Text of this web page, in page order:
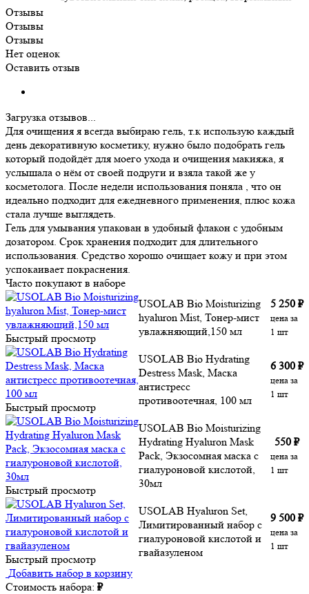
Отзывы
Отзывы
Отзывы
Нет оценок
Оставить отзыв
Загрузка отзывов...
Для очищения я всегда выбираю гель, т.к использую каждый
день декоративную косметику, нужно было подобрать гель
который подойдёт для моего ухода и очищения макияжа, я
услышала о нём от своей подруги и взяла такой же у
косметолога. После недели использования поняла , что он
идеально подходит для ежедневного применения, плюс кожа
стала лучше выглядеть.
Гель для умывания упакован в удобный флакон с удобным
дозатором. Срок хранения подходит для длительного
использования. Средство хорошо очищает кожу и при этом
успокаивает покраснения.
Часто покупают в наборе
Быстрый просмотр
USOLAB Bio Moisturizing
hyaluron Mist, Тонер-мист
увлажняющий,150 мл
5 250 ₽
цена за
1 шт
Быстрый просмотр
USOLAB Bio Hydrating
Destress Mask, Маска
антистресс
противоотечная, 100 мл
6 300 ₽
цена за
1 шт
Быстрый просмотр
USOLAB Bio Moisturizing
Hydrating Hyaluron Mask
Pack, Экзосомная маска с
гиалуроновой кислотой,
30мл
550 ₽
цена за
1 шт
Быстрый просмотр
USOLAB Hyaluron Set,
Лимитированный набор с
гиалуроновой кислотой и
гвайазуленом
9 500 ₽
цена за
1 шт
Добавить набор в корзину
Стоимость набора: ₽